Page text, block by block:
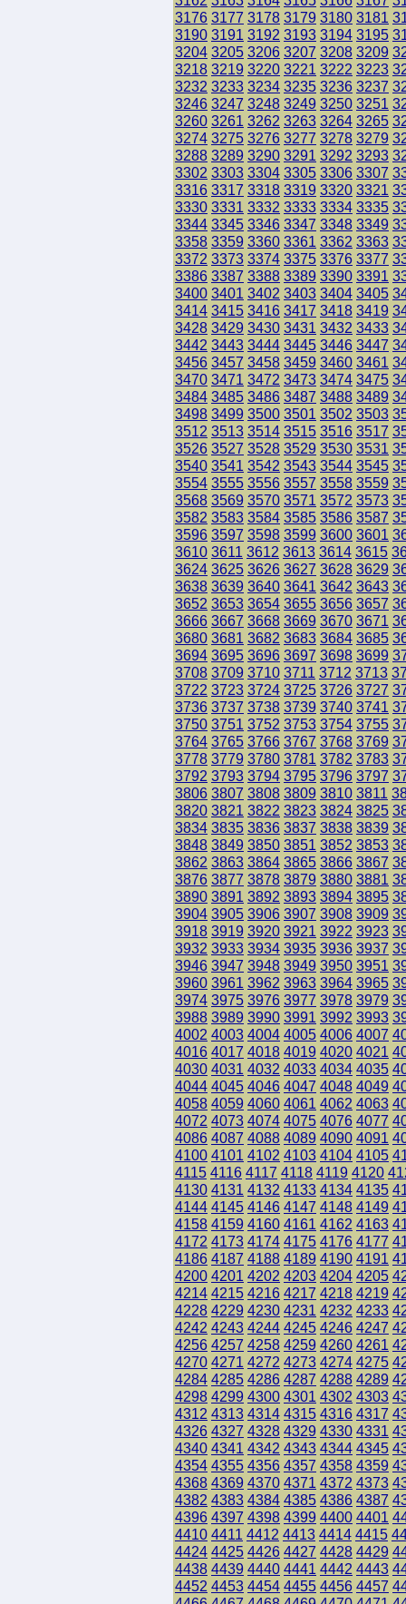
3176 3177 3178 3179 3180 3181
3190 3191 3192 3193 3194 3195
3204 3205 3206 3207 3208 3209
3218 3219 3220 3221 3222 3223
3232 3233 3234 3235 3236 3237
3246 3247 3248 3249 3250 3251
3260 3261 3262 3263 3264 3265
3274 3275 3276 3277 3278 3279
3288 3289 3290 3291 3292 3293
3302 3303 3304 3305 3306 3307
3316 3317 3318 3319 3320 3321
3330 3331 3332 3333 3334 3335
3344 3345 3346 3347 3348 3349
3358 3359 3360 3361 3362 3363
3372 3373 3374 3375 3376 3377
3386 3387 3388 3389 3390 3391
3400 3401 3402 3403 3404 3405
3414 3415 3416 3417 3418 3419
3428 3429 3430 3431 3432 3433
3442 3443 3444 3445 3446 3447
3456 3457 3458 3459 3460 3461
3470 3471 3472 3473 3474 3475
3484 3485 3486 3487 3488 3489
3498 3499 3500 3501 3502 3503
3512 3513 3514 3515 3516 3517
3526 3527 3528 3529 3530 3531
3540 3541 3542 3543 3544 3545
3554 3555 3556 3557 3558 3559
3568 3569 3570 3571 3572 3573
3582 3583 3584 3585 3586 3587
3596 3597 3598 3599 3600 3601
3610 3611 3612 3613 3614 3615
3624 3625 3626 3627 3628 3629
3638 3639 3640 3641 3642 3643
3652 3653 3654 3655 3656 3657
3666 3667 3668 3669 3670 3671
3680 3681 3682 3683 3684 3685
3694 3695 3696 3697 3698 3699
3708 3709 3710 3711 3712 3713
3722 3723 3724 3725 3726 3727
3736 3737 3738 3739 3740 3741
3750 3751 3752 3753 3754 3755
3764 3765 3766 3767 3768 3769
3778 3779 3780 3781 3782 3783
3792 3793 3794 3795 3796 3797
3806 3807 3808 3809 3810 3811
3820 3821 3822 3823 3824 3825
3834 3835 3836 3837 3838 3839
3848 3849 3850 3851 3852 3853
3862 3863 3864 3865 3866 3867
3876 3877 3878 3879 3880 3881
3890 3891 3892 3893 3894 3895
3904 3905 3906 3907 3908 3909
3918 3919 3920 3921 3922 3923
3932 3933 3934 3935 3936 3937
3946 3947 3948 3949 3950 3951
3960 3961 3962 3963 3964 3965
3974 3975 3976 3977 3978 3979
3988 3989 3990 3991 3992 3993
4002 4003 4004 4005 4006 4007
4016 4017 4018 4019 4020 4021
4030 4031 4032 4033 4034 4035
4044 4045 4046 4047 4048 4049
4058 4059 4060 4061 4062 4063
4072 4073 4074 4075 4076 4077
4086 4087 4088 4089 4090 4091
4100 4101 4102 4103 4104 4105
4115 4116 4117 4118 4119 4120
4130 4131 4132 4133 4134 4135
4144 4145 4146 4147 4148 4149
4158 4159 4160 4161 4162 4163
4172 4173 4174 4175 4176 4177
4186 4187 4188 4189 4190 4191
4200 4201 4202 4203 4204 4205
4214 4215 4216 4217 4218 4219
4228 4229 4230 4231 4232 4233
4242 4243 4244 4245 4246 4247
4256 4257 4258 4259 4260 4261
4270 4271 4272 4273 4274 4275
4284 4285 4286 4287 4288 4289
4298 4299 4300 4301 4302 4303
4312 4313 4314 4315 4316 4317
4326 4327 4328 4329 4330 4331
4340 4341 4342 4343 4344 4345
4354 4355 4356 4357 4358 4359
4368 4369 4370 4371 4372 4373
4382 4383 4384 4385 4386 4387
4396 4397 4398 4399 4400 4401
4410 4411 4412 4413 4414 4415
4424 4425 4426 4427 4428 4429
4438 4439 4440 4441 4442 4443
4452 4453 4454 4455 4456 4457